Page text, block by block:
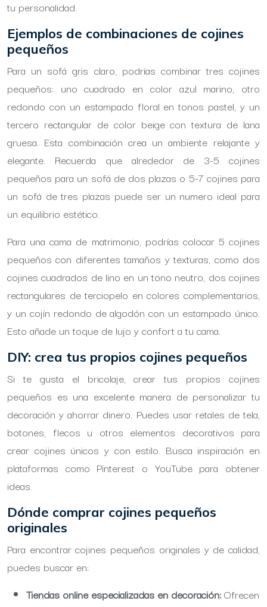
tu personalidad.
Ejemplos de combinaciones de cojines
pequeños
Para un sofá gris claro, podrías combinar tres cojines
pequeños: uno cuadrado en color azul marino, otro
redondo con un estampado floral en tonos pastel, y un
tercero rectangular de color beige con textura de lana
gruesa. Esta combinación crea un ambiente relajante y
elegante. Recuerda que alrededor de 3-5 cojines
pequeños para un sofá de dos plazas o 5-7 cojines para
un sofá de tres plazas puede ser un numero ideal para
un equilibrio estético.
Para una cama de matrimonio, podrías colocar 5 cojines
pequeños con diferentes tamaños y texturas, como dos
cojines cuadrados de lino en un tono neutro, dos cojines
rectangulares de terciopelo en colores complementarios,
y un cojín redondo de algodón con un estampado único.
Esto añade un toque de lujo y confort a tu cama.
DIY: crea tus propios cojines pequeños
Si te gusta el bricolaje, crear tus propios cojines
pequeños es una excelente manera de personalizar tu
decoración y ahorrar dinero. Puedes usar retales de tela,
botones, flecos u otros elementos decorativos para
crear cojines únicos y con estilo. Busca inspiración en
plataformas como Pinterest o YouTube para obtener
ideas.
Dónde comprar cojines pequeños
originales
Para encontrar cojines pequeños originales y de calidad,
puedes buscar en:
Tiendas online especializadas en decoración:Ofrecen